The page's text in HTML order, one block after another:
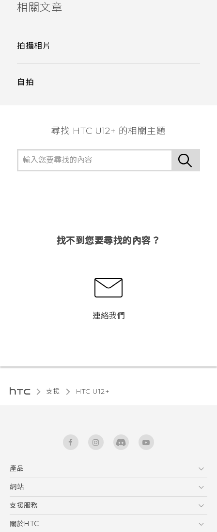
相關文章
拍攝相片
自拍
尋找 HTC U12+ 的相關主題
找不到您要尋找的內容？
連絡我們
支援 HTC U12+‎
產品
5G
智能手機
區塊鍊手機
網站
HTC Dev
HTC Research
支援服務
服務中心
關於HTC